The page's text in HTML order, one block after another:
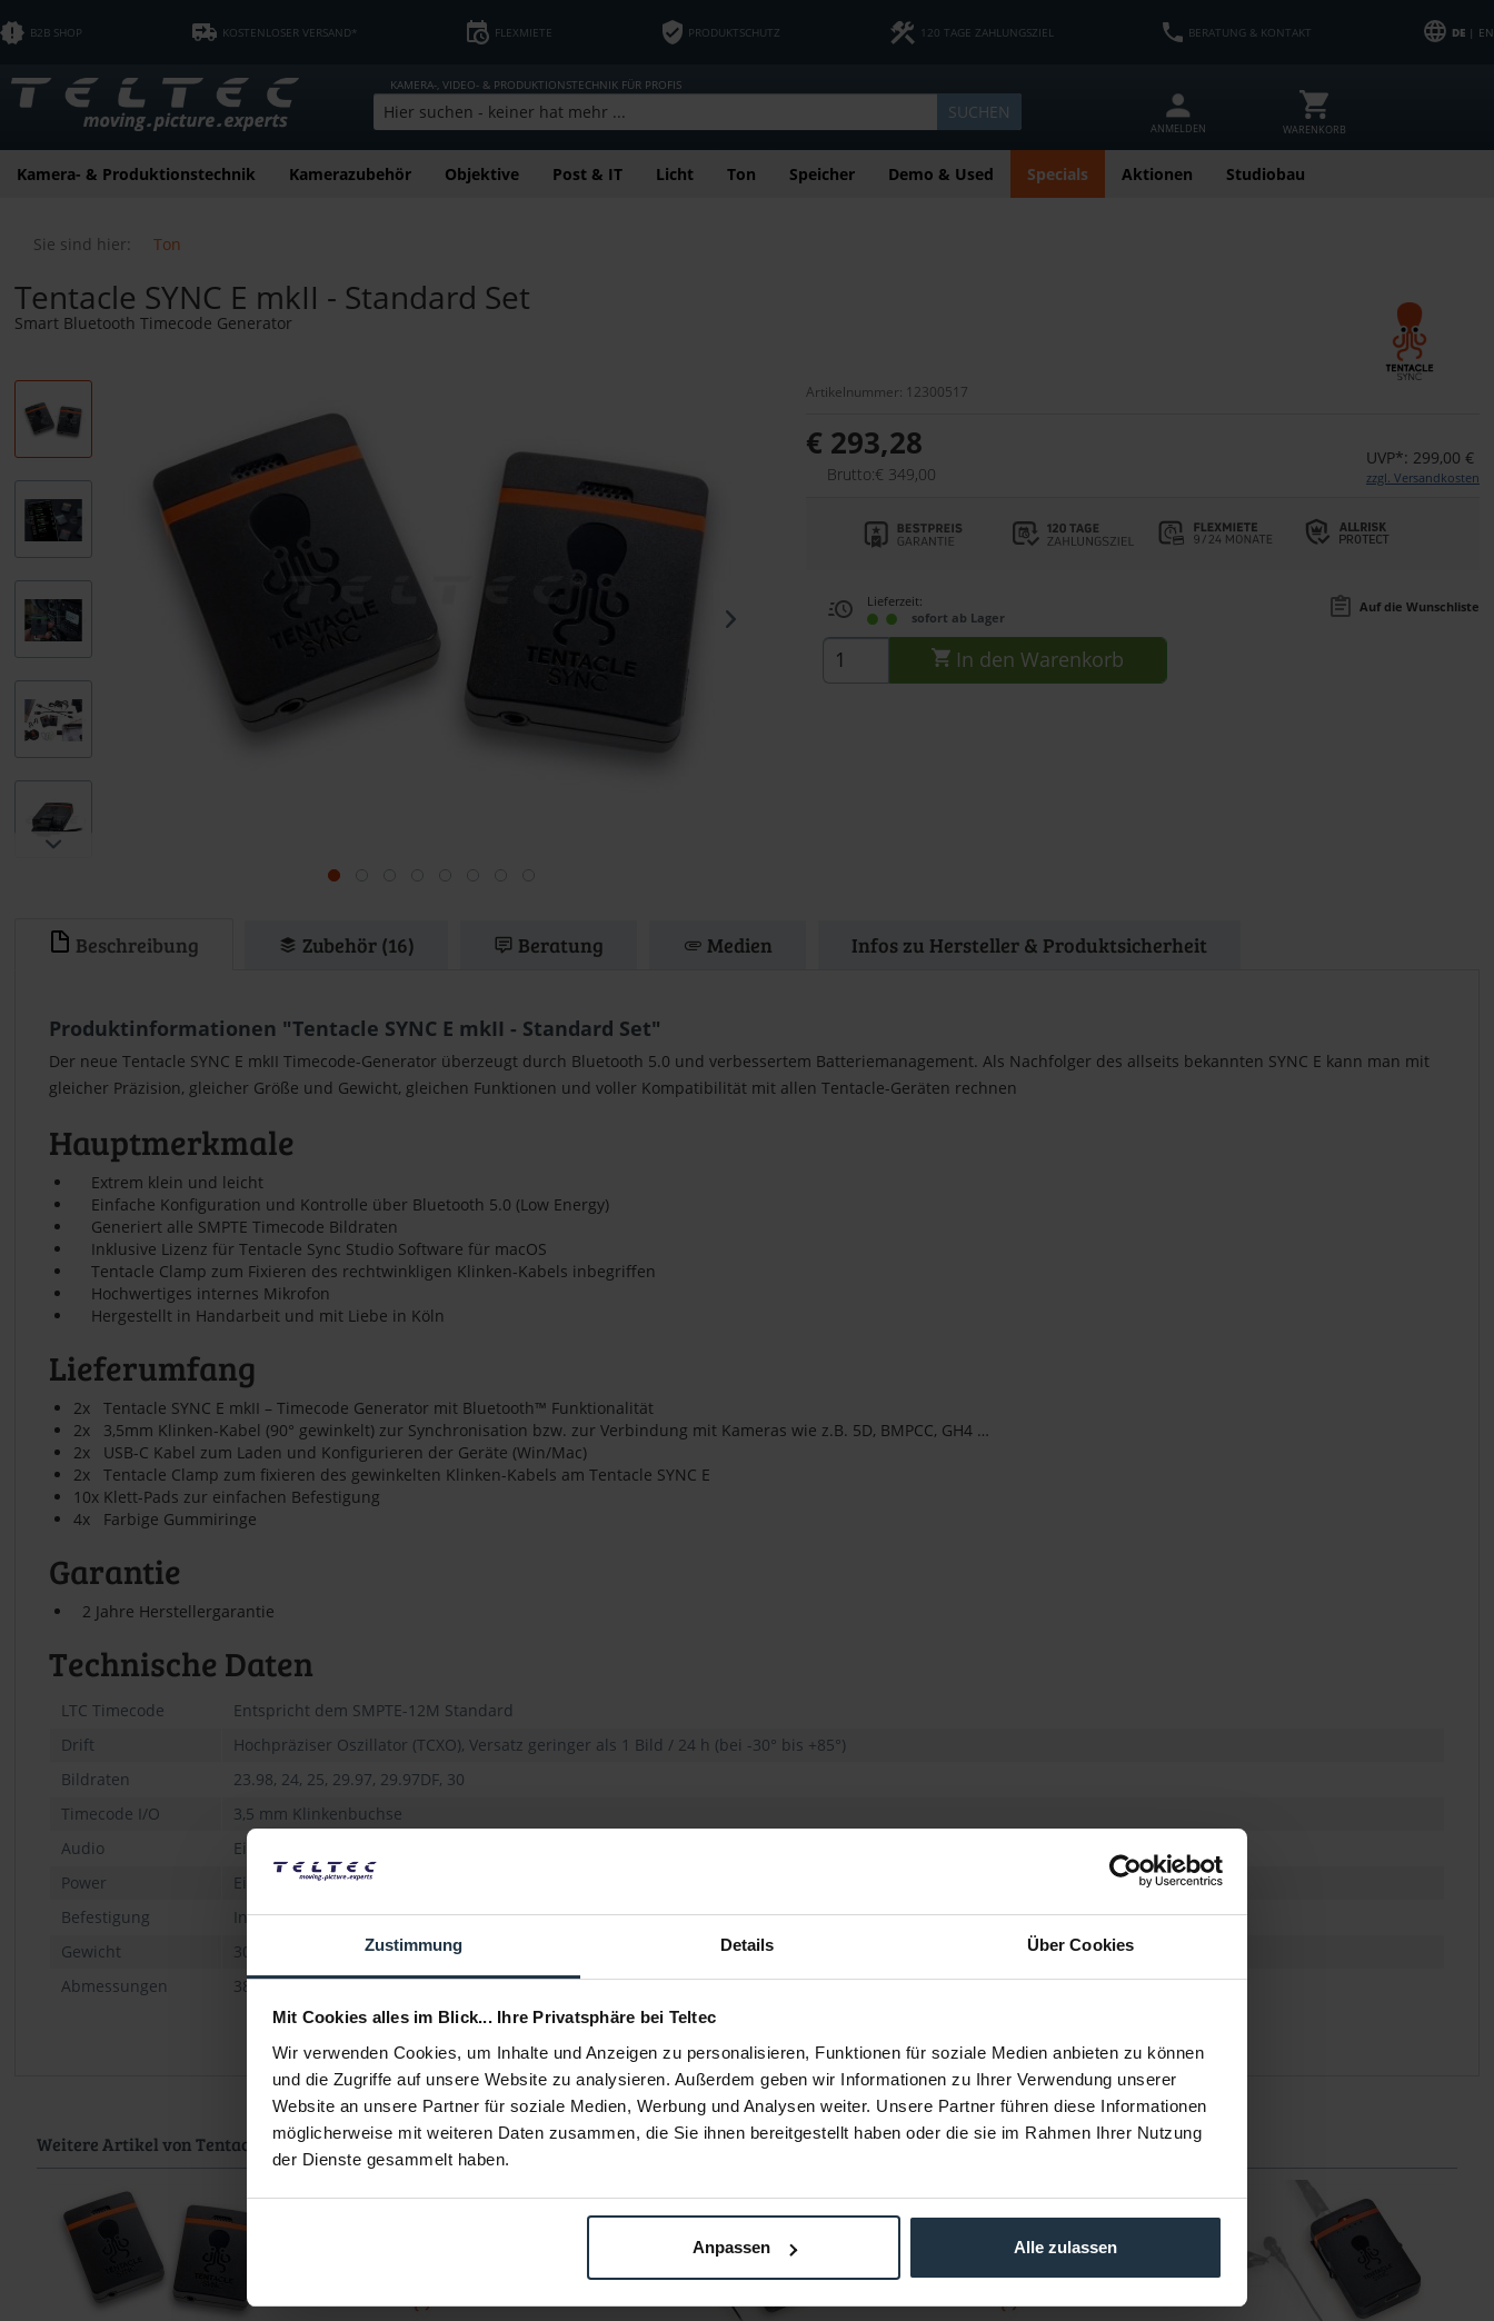
Zustimmung Details Über Cookies
Mit Cookies alles im Blick... Ihre Privatsphäre bei Teltec
Wir verwenden Cookies, um Inhalte und Anzeigen zu personalisieren, Funktionen für soziale Medien anbieten zu können
und die Zugriffe auf unsere Website zu analysieren. Außerdem geben wir Informationen zu Ihrer Verwendung unserer
Website an unsere Partner für soziale Medien, Werbung und Analysen weiter. Unsere Partner führen diese Informationen
möglicherweise mit weiteren Daten zusammen, die Sie ihnen bereitgestellt haben oder die sie im Rahmen Ihrer Nutzung
der Dienste gesammelt haben.
Anpassen Alle zulassen
B2B SHOP KOSTENLOSER VERSAND* FLEXMIETE PRODUKTSCHUTZ 120 TAGE ZAHLUNGSZIEL BERATUNG & KONTAKT DE| EN
KAMERA-, VIDEO- & PRODUKTIONSTECHNIK FÜR PROFIS
SUCHEN
ANMELDEN WARENKORB
Kamera- & Produktionstechnik Kamerazubehör Objektive Post & IT Licht Ton Speicher Demo & Used Specials Aktionen Studiobau
Sie sind hier: Ton
Tentacle SYNC E mkII - Standard Set
Smart Bluetooth Timecode Generator
Artikelnummer: 12300517
€ 293,28
Brutto:€ 349,00
UVP*: 299,00 €
zzgl. Versandkosten
Lieferzeit:
sofort ab Lager
Auf die Wunschliste
In den Warenkorb
Beschreibung Zubehör (16) Beratung Medien Infos zu Hersteller & Produktsicherheit
Produktinformationen "Tentacle SYNC E mkII - Standard Set"
Der neue Tentacle SYNC E mkII Timecode-Generator überzeugt durch Bluetooth 5.0 und verbessertem Batteriemanagement. Als Nachfolger des allseits bekannten SYNC E kann man mit
gleicher Präzision, gleicher Größe und Gewicht, gleichen Funktionen und voller Kompatibilität mit allen Tentacle-Geräten rechnen
Hauptmerkmale
Extrem klein und leicht
Einfache Konfiguration und Kontrolle über Bluetooth 5.0 (Low Energy)
Generiert alle SMPTE Timecode Bildraten
Inklusive Lizenz für Tentacle Sync Studio Software für macOS
Tentacle Clamp zum Fixieren des rechtwinkligen Klinken-Kabels inbegriffen
Hochwertiges internes Mikrofon
Hergestellt in Handarbeit und mit Liebe in Köln
Lieferumfang
2x Tentacle SYNC E mkII – Timecode Generator mit Bluetooth™ Funktionalität
2x 3,5mm Klinken-Kabel (90° gewinkelt) zur Synchronisation bzw. zur Verbindung mit Kameras wie z.B. 5D, BMPCC, GH4 …
2x USB-C Kabel zum Laden und Konfigurieren der Geräte (Win/Mac)
2x Tentacle Clamp zum fixieren des gewinkelten Klinken-Kabels am Tentacle SYNC E
10x Klett-Pads zur einfachen Befestigung
4x Farbige Gummiringe
Garantie
2 Jahre Herstellergarantie
Technische Daten
LTC Timecode
Entspricht dem SMPTE-12M Standard
Drift
Hochpräziser Oszillator (TCXO), Versatz geringer als 1 Bild / 24 h (bei -30° bis +85°)
Bildraten
23.98, 24, 25, 29.97, 29.97DF, 30
Timecode I/O
3,5 mm Klinkenbuchse
Audio
Eingebautes Mikrofon für Referenzton
Power
Eingebauter Lithium-Polymer Akku, Laufzeit bis zu 35 Stunden, Schnellladung über USB-C Buchse (Ladezeit 1,5 Stunden)
Befestigung
Integrierte Klett-Oberfläche auf der Rückseite ermöglicht einfache Befestigung
Gewicht
30 g
Abmessungen
38 x 50 x 15 mm
Weitere Artikel von Tentacle Sync ansehen